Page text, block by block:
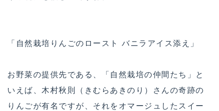
「自然栽培りんごのロースト バニラアイス添え」
お野菜の提供先である、「自然栽培の仲間たち」と
いえば、木村秋則（きむらあきのり）さんの奇跡の
りんごが有名ですが、それをオマージュしたスイー